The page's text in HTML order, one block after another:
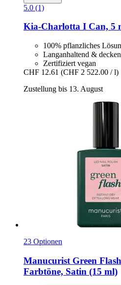
5.0 (1)
Kia-Charlotta I Can, 5
100% pflanzliches
Langanhaltend &
Zertifiziert vegan
CHF 12.61 (CHF 2 522.00 / l)
Zustellung bis 13. August
23 Optionen
Manucurist Green
Farbtöne, Satin (15 ml)